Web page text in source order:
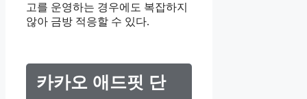
고를 운영하는 경우에도 복잡하지
않아 금방 적응할 수 있다.
카카오 애드핏 단